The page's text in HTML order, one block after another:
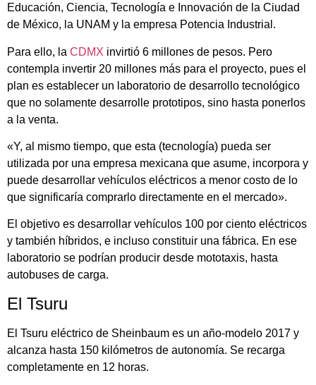
Educación, Ciencia, Tecnología e Innovación de la Ciudad
de México, la UNAM y la empresa Potencia Industrial.
Para ello, la CDMX invirtió 6 millones de pesos. Pero
contempla invertir 20 millones más para el proyecto, pues el
plan es establecer un laboratorio de desarrollo tecnológico
que no solamente desarrolle prototipos, sino hasta ponerlos
a la venta.
«Y, al mismo tiempo, que esta (tecnología) pueda ser
utilizada por una empresa mexicana que asume, incorpora y
puede desarrollar vehículos eléctricos a menor costo de lo
que significaría comprarlo directamente en el mercado».
El objetivo es desarrollar vehículos 100 por ciento eléctricos
y también híbridos, e incluso constituir una fábrica. En ese
laboratorio se podrían producir desde mototaxis, hasta
autobuses de carga.
El Tsuru
El Tsuru eléctrico de Sheinbaum es un año-modelo 2017 y
alcanza hasta 150 kilómetros de autonomía. Se recarga
completamente en 12 horas.